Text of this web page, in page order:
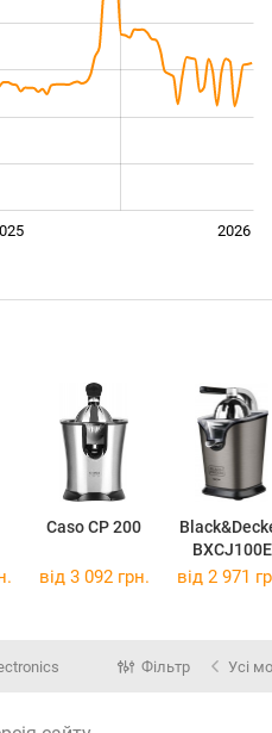
2026
Caso CP 200
BXCJ100E
від 3 092 грн. від 2 971
Фільтр Усі